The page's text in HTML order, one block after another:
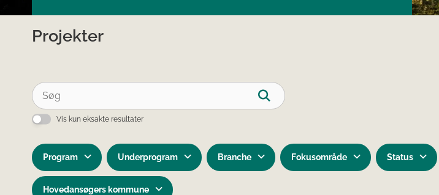
Projekter
Vis kun eksakte resultater
Program Underprogram Branche Fokusområde Status
Hovedansøgers kommune